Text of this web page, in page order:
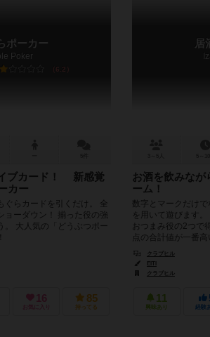
ポーカー
Poker
6.2
ブカード！ 新感覚
カー
ぐらカードを引くだけ。 全
ョーダウン！ 揃った役の強
。 大人気の「どうぶつポー
16
お気に入り
85
持ってる
居
お酒を飲みなが
ーム！
数字とマークだけ
を用いて遊びます
おつまみ役の2つで
点の合計値が一番高
クラブヒル
EITI
クラブヒル
11
興味あり 経験